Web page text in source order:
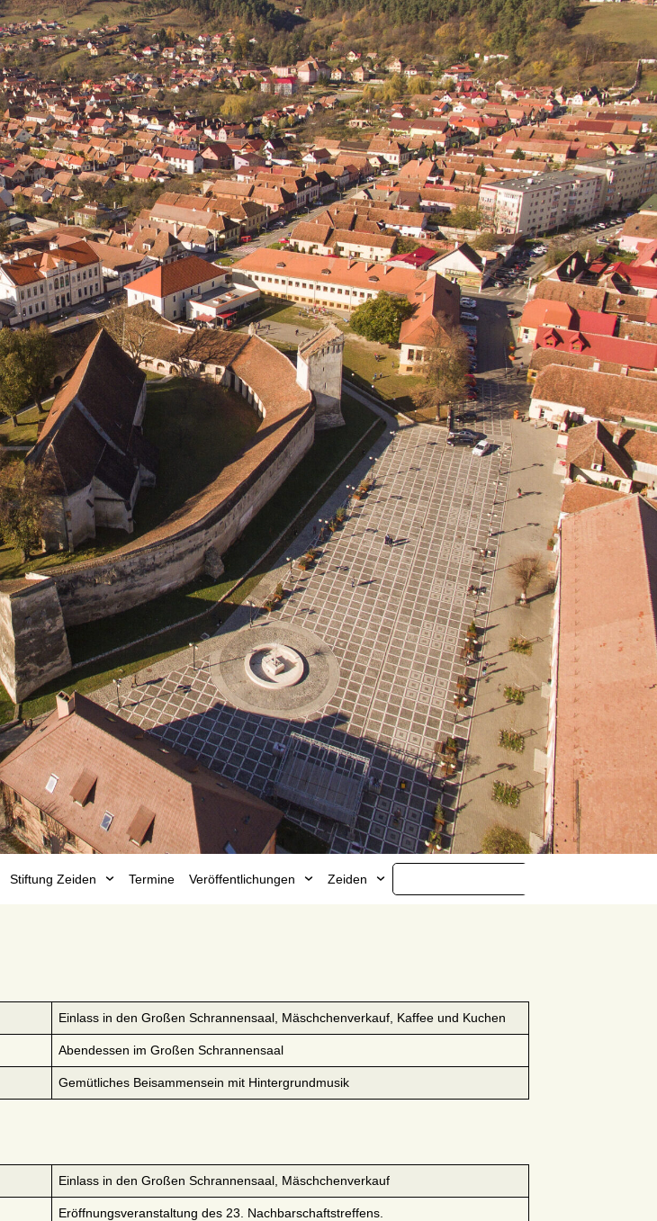
Stiftung Zeiden Termine Veröffentlichungen Zeiden
Einlass in den Großen Schrannensaal, Mäschchenverkauf, Kaffee und Kuchen
Abendessen im Großen Schrannensaal
Gemütliches Beisammensein mit Hintergrundmusik
Einlass in den Großen Schrannensaal, Mäschchenverkauf
Eröffnungsveranstaltung des 23. Nachbarschaftstreffens.